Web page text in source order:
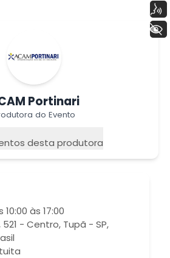
Portinari
do Evento
desta produtora
às 17:00
- Centro, Tupã - SP,